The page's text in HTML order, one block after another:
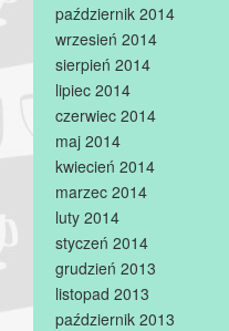
październik 2014
wrzesień 2014
sierpień 2014
lipiec 2014
czerwiec 2014
maj 2014
kwiecień 2014
marzec 2014
luty 2014
styczeń 2014
grudzień 2013
listopad 2013
październik 2013